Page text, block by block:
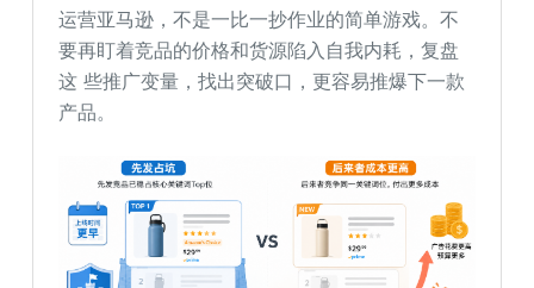
运营亚马逊，不是一比一抄作业的简单游戏。不
要再盯着竞品的价格和货源陷入自我内耗，复盘
这 些推广变量，找出突破口，更容易推爆下一款
产品。